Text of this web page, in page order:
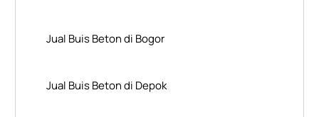
Jual Buis Beton di Bogor
Jual Buis Beton di Depok